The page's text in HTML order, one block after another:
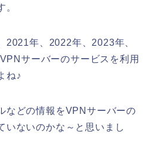
。
2021年、2022年、2023年、
サーバーのサービスを利用
ね♪
などの情報をVPNサーバーの
いないのかな～と思いまし